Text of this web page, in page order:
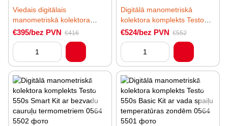
Viedais digitālais
manometriskā kolektora
komplekts Testo 550i Smart
Kit ar vadību no lietotnes un
bezvadu cauruļu
termometriem
€395/bez PVN €416
Digitālā manometriskā
kolektora komplekts Testo
550s Smart Kit ar uzpildes
šļūtenēm un bezvadu
temperatūras zondēm
€524/bez PVN €552